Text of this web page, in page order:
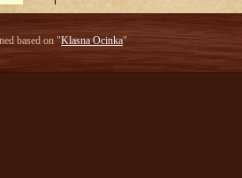
based on "Klasna Ocinka"